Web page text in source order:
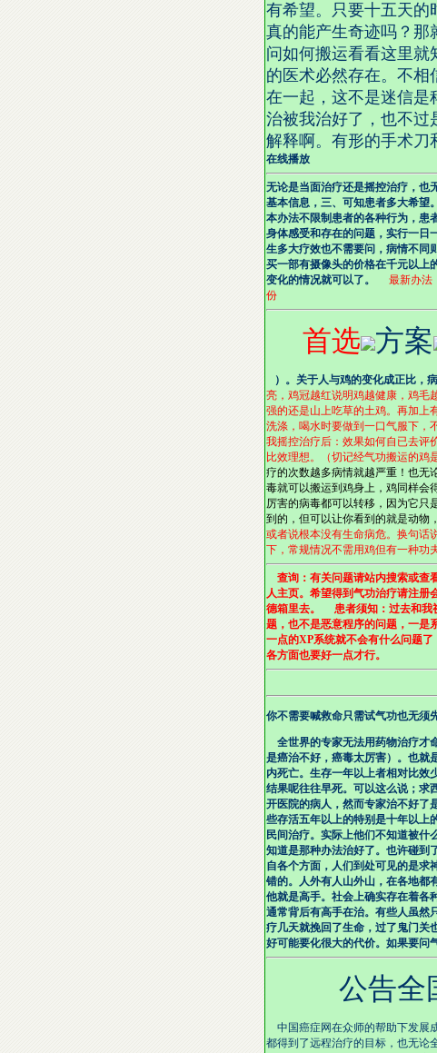
有希望。只要十五天的
真的能产生奇迹吗？那
问如何搬运看看这里
的医术必然存在。不相
在一起，这不是迷信是
治被我治好了，也不过
解释啊。有形的手术刀
在线播放
无论是当面治疗还是摇控治疗，也
基本信息，三、可知患者多大希望
本办法不限制患者的各种行为，患
身体感受和存在的问题，实行一日
生多大疗效也不需要问，病情不同
买一部有摄像头的价格在千元以上
变化的情况就可以了。
最新办法
份
首选 方案
）。关于人与鸡的变化成正比，
亮，鸡冠越红说明鸡越健康，鸡毛
强的还是山上吃草的土鸡。再加上
洗涤，喝水时要做到一口气服下，
我摇控治疗后：效果如何自已去评
比效理想。（切记经气功搬运的鸡
疗的次数越多病情就越严重！也无
毒就可以搬运到鸡身上，鸡同样会
厉害的病毒都可以转移，因为它只
到的，但可以让你看到的就是动物
或者说根本没有生命病危。换句话
下，常规情况不需用鸡但有一种功
查询：有关问题请站内搜索或查
人主页。希望得到气功治疗请注册
德箱里去。 患者须知：过去和我
题，也不是恶意程序的问题，一是
一点的XP系统就不会有什么问题
各方面也要好一点才行。
你不需要喊救命只需试气功也无须
全世界的专家无法用药物治疗才
是癌治不好，癌毒太厉害）。也就
内死亡。生存一年以上者相对比效
结果呢往往早死。可以这么说；求
开医院的病人，然而专家治不好了
些存活五年以上的特别是十年以上
民间治疗。实际上他们不知道被什
知道是那种办法治好了。也许碰到
自各个方面，人们到处可见的是求
错的。人外有人山外山，在各地都
他就是高手。社会上确实存在着各
通常背后有高手在治。有些人虽然
疗几天就挽回了生命，过了鬼门关
好可能要化很大的代价。如果要问
公告全国
中国癌症网在众师的帮助下发展
都得到了远程治疗的目标，也无论